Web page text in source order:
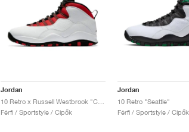
Jordan
10 Retro x Russell Westbrook "Class of 2006"
Férfi / Sportstyle / Cipők
Jordan
10 Retro "Seattle"
Férfi / Sportstyle / Cipők